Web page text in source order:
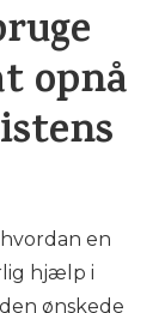
opnå
en
hjælp i
ønskede